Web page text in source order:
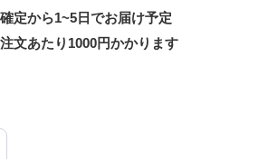
定から1~5日でお届け予定
文あたり 1000円かかります